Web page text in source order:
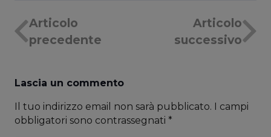
Articolo
precedente
Articolo
successivo
Lascia un commento
Il tuo indirizzo email non sarà pubblicato. I campi
obbligatori sono contrassegnati *